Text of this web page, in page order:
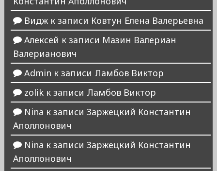
Виджк записи Ковтун Елена Валерьевна
Алексей к записи Мазин Валериан
Валерианович
Admin к записи Ламбов Виктор
zolikк записи Ламбов Виктор
Nina к записи Заржецкий Константин
Аполлонович
Nina к записи Заржецкий Константин
Аполлонович